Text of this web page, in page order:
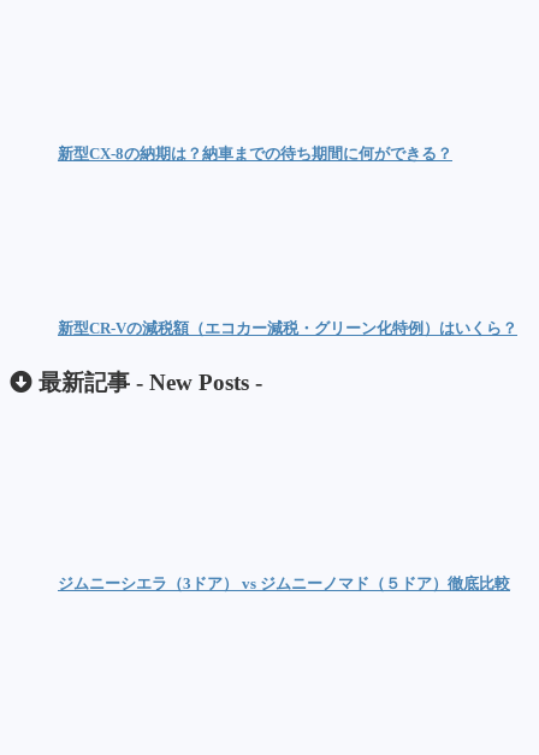
新型CX-8の納期は？納車までの待ち期間に何ができる？
新型CR-Vの減税額（エコカー減税・グリーン化特例）はいくら？
最新記事 - New Posts -
ジムニーシエラ（3ドア） vs ジムニーノマド（５ドア）徹底比較